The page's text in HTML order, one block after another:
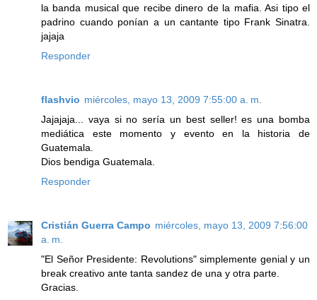
la banda musical que recibe dinero de la mafia. Asi tipo el
padrino cuando ponían a un cantante tipo Frank Sinatra.
jajaja
Responder
flashvio miércoles, mayo 13, 2009 7:55:00 a. m.
Jajajaja... vaya si no sería un best seller! es una bomba
mediática este momento y evento en la historia de
Guatemala.
Dios bendiga Guatemala.
Responder
Cristián Guerra Campo miércoles, mayo 13, 2009 7:56:00
a. m.
"El Señor Presidente: Revolutions" simplemente genial y un
break creativo ante tanta sandez de una y otra parte.
Gracias.